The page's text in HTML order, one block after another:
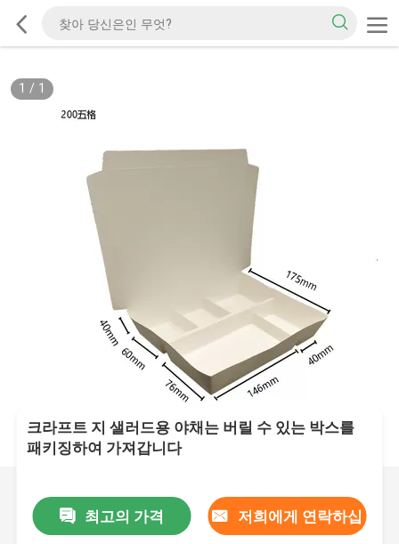
1 / 1
크라프트 지 샐러드용 야채는 버릴 수 있는 박스를
패키징하여 가져갑니다
최고의 가격 저희에게 연락하십